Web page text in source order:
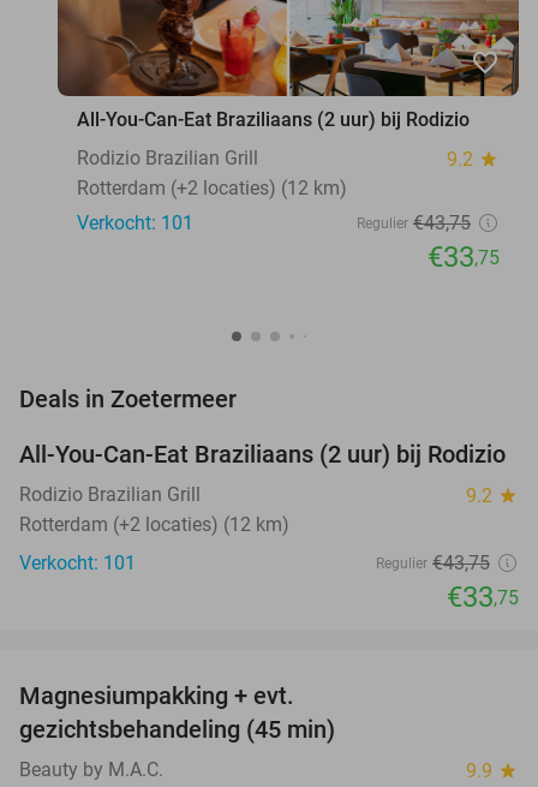
favorite_border
All-You-Can-Eat Braziliaans (2 uur) bij Rodizio
Rodizio Brazilian Grill
9.2 star
Rotterdam (+2 locaties) (12 km)
Verkocht: 101
Regulier €43,75
€33,75
Deals in Zoetermeer
23%
TODAY
All-You-Can-Eat Braziliaans (2 uur) bij Rodizio
Rodizio Brazilian Grill 9.2 star
Rotterdam (+2 locaties) (12 km)
Verkocht: 101
Regulier €43,75
€33,75
Magnesiumpakking + evt.
gezichtsbehandeling (45 min)
Beauty by M.A.C. 9.9 star